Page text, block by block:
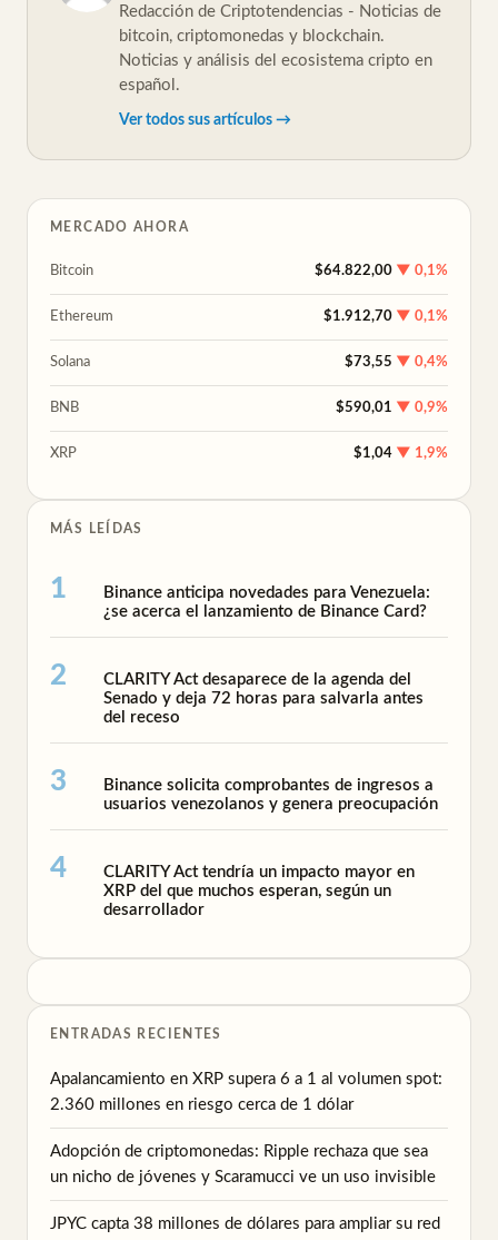
Redacción de Criptotendencias - Noticias de
bitcoin, criptomonedas y blockchain.
Noticias y análisis del ecosistema cripto en
español.
Ver todos sus artículos →
MERCADO AHORA
Bitcoin $64.822,00 ▼ 0,1%
Ethereum $1.912,70 ▼ 0,1%
Solana $73,55 ▼ 0,4%
BNB $590,01 ▼ 0,9%
XRP $1,04 ▼ 1,9%
MÁS LEÍDAS
Binance anticipa novedades para Venezuela:
¿se acerca el lanzamiento de Binance Card?
CLARITY Act desaparece de la agenda del
Senado y deja 72 horas para salvarla antes
del receso
Binance solicita comprobantes de ingresos a
usuarios venezolanos y genera preocupación
CLARITY Act tendría un impacto mayor en
XRP del que muchos esperan, según un
desarrollador
ENTRADAS RECIENTES
Apalancamiento en XRP supera 6 a 1 al volumen spot:
2.360 millones en riesgo cerca de 1 dólar
Adopción de criptomonedas: Ripple rechaza que sea
un nicho de jóvenes y Scaramucci ve un uso invisible
JPYC capta 38 millones de dólares para ampliar su red